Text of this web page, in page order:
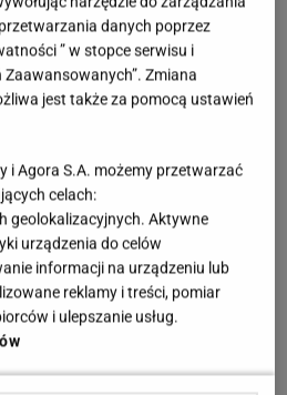
syn Wiśniewskiego
Będą przykrości w
Obecnie jest niemal
cieszyło się popularnością
tylko rekordową długością,
Najdłuższe w Polsce,
liter, imię dla kobiety to
niekiedy również jako
danych poprzez
” w stopce serwisu i
Zmiana
jest także za pomocą ustawień
i Agora S.A. możemy przetwarzać
celach:
geolokalizacyjnych. Aktywne
urządzenia do celów
informacji na urządzeniu lub
reklamy i treści, pomiar
i ulepszanie usług.